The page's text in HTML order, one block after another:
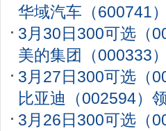
华域汽车（600741
3月30日300可选（
美的集团（000333
3月27日300可选（
比亚迪（002594）
3月26日300可选（